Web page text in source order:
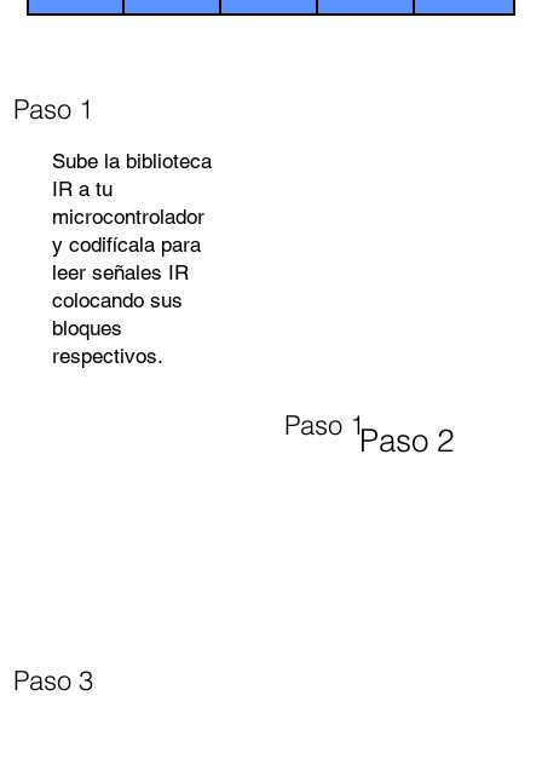
Paso 1
Sube la biblioteca
IR a tu
microcontrolador
y codifícala para
leer señales IR
colocando sus
bloques
respectivos.
Paso 3
Paso 1Paso 2